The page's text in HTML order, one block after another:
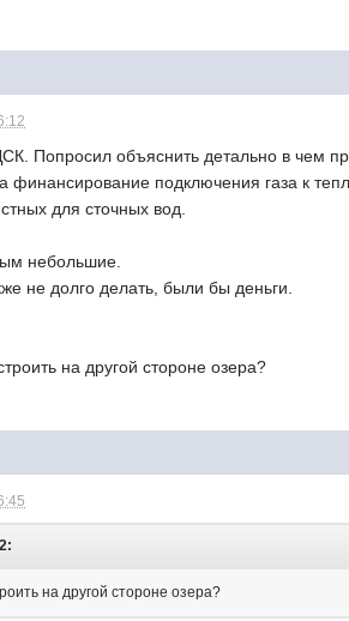
Попросил объяснить детально в чем
финансирование подключения газа к
для сточных вод.
небольшие.
не долго делать, были бы деньги.
на другой стороне озера?
на другой стороне озера?